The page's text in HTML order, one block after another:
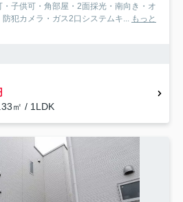
・子供可・角部屋・2面採光・南向き・オ
犯カメラ・ガス2口システムキ... もっと
㎡ / 1LDK